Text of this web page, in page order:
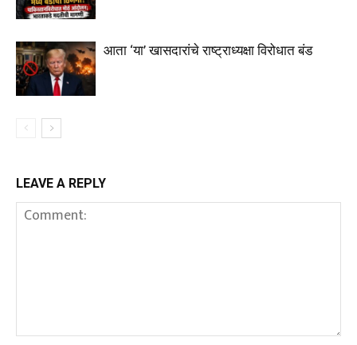
आता ‘या’ खासदारांचे राष्ट्राध्यक्षा विरोधात बंड
LEAVE A REPLY